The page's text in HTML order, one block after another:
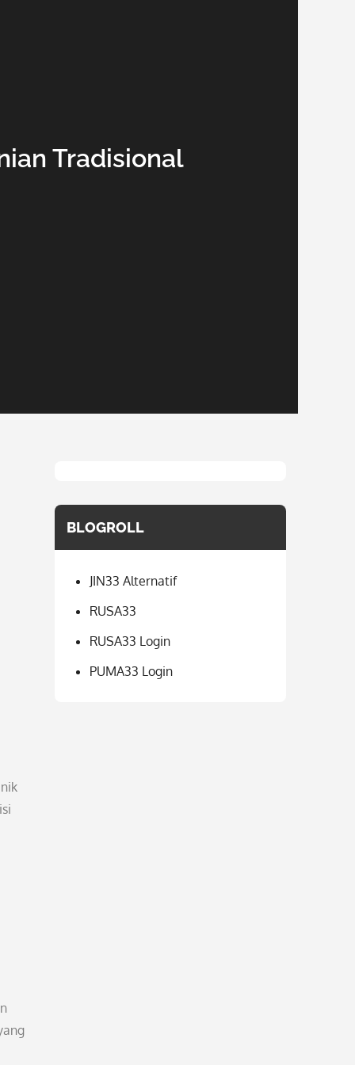
Tradisional
BLOGROLL
JIN33 Alternatif
RUSA33
RUSA33 Login
PUMA33 Login